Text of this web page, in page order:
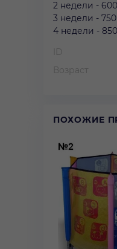
2 недели -
3 недели -
4 недели -
ID
Возраст
ПОХОЖИЕ